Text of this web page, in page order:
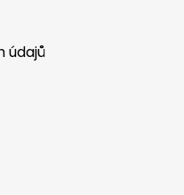
údajů